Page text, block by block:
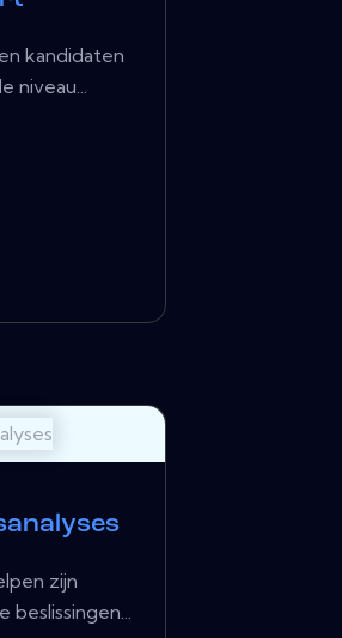
kandidaten
niveau...
zijn